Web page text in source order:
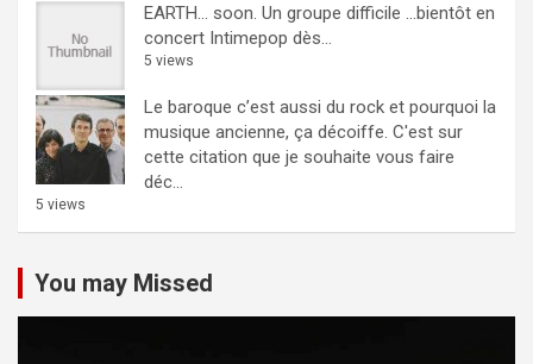
EARTH… soon. Un groupe difficile ...bientôt en
concert Intimepop dès...
5 views
Le baroque c’est aussi du rock et pourquoi la
musique ancienne, ça décoiffe. C'est sur
cette citation que je souhaite vous faire
déc...
5 views
You may Missed